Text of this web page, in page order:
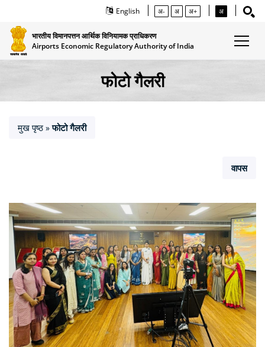
English अ- अ अ+ अ
भारतीय विमानपत्तन आर्थिक विनियामक प्राधिकरण
Airports Economic Regulatory Authority of India
फोटो गैलरी
मुख पृष्ठ » फोटो गैलरी
वापस